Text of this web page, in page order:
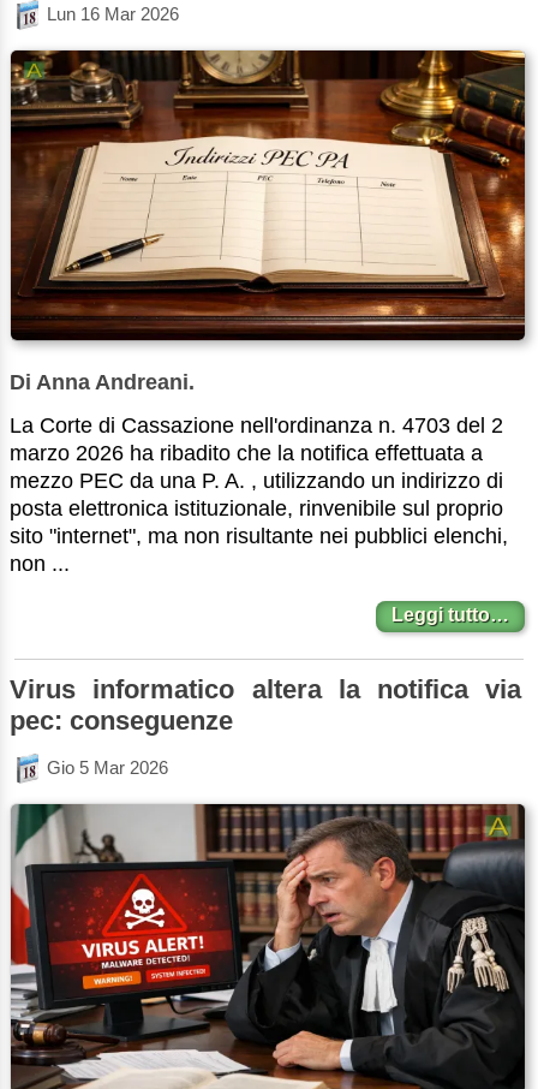
Lun 16 Mar 2026
Di Anna Andreani.
La Corte di Cassazione nell'ordinanza n. 4703 del 2
marzo 2026 ha ribadito che la notifica effettuata a
mezzo PEC da una P. A. , utilizzando un indirizzo di
posta elettronica istituzionale, rinvenibile sul proprio
sito "internet", ma non risultante nei pubblici elenchi,
non ...
Leggi tutto…
Virus informatico altera la notifica via
pec: conseguenze
Gio 5 Mar 2026